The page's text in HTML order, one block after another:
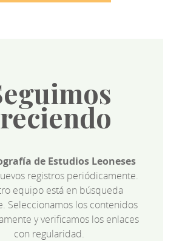
de Estudios Leoneses
registros periódicamente.
equipo está en búsqueda
Seleccionamos los contenidos
y verificamos los enlaces
con regularidad.